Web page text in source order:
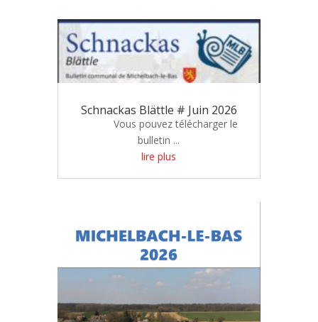
Schnackas Blättle # Juin 2026
Vous pouvez télécharger le
bulletin ...
lire plus